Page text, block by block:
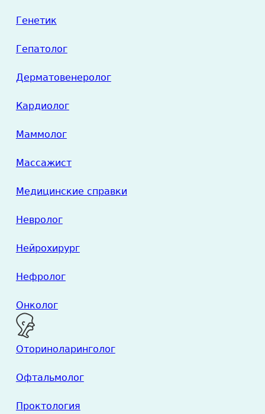
Генетик
Гепатолог
Дерматовенеролог
Кардиолог
Маммолог
Массажист
Медицинские справки
Невролог
Нейрохирург
Нефролог
Онколог
Оториноларинголог
Офтальмолог
Проктология